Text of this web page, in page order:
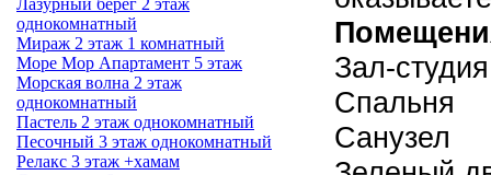
Лазурный берег 2 этаж
однокомнатный
Мираж 2 этаж 1 комнатный
Море Мор Апартамент 5 этаж
Морская волна 2 этаж
однокомнатный
Пастель 2 этаж однокомнатный
Песочный 3 этаж однокомнатный
Релакс 3 этаж +хамам
Зал-
Спальня
Санузел